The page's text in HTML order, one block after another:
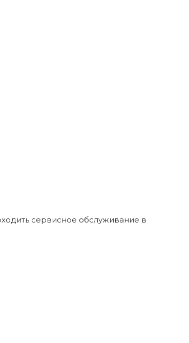
сервисное обслуживание в